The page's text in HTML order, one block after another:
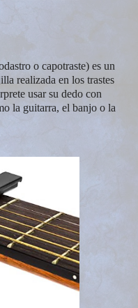
o capotraste) es un
realizada en los trastes
usar su dedo con
la guitarra, el banjo o la